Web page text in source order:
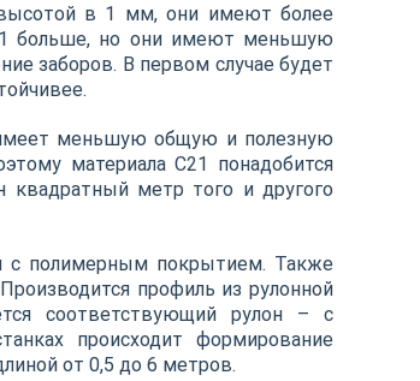
высотой в 1 мм, они имеют более
больше, но они имеют меньшую
заборов. В первом случае будет
имеет меньшую общую и полезную
материала С21 понадобится
метр того и другого
с полимерным покрытием. Также
профиль из рулонной
соответствующий рулон – с
происходит формирование
от 0,5 до 6 метров.